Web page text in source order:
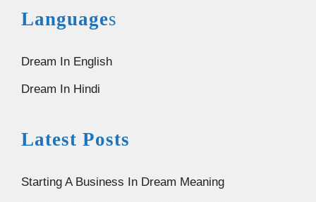
Languages
Dream In English
Dream In Hindi
Latest Posts
Starting A Business In Dream Meaning